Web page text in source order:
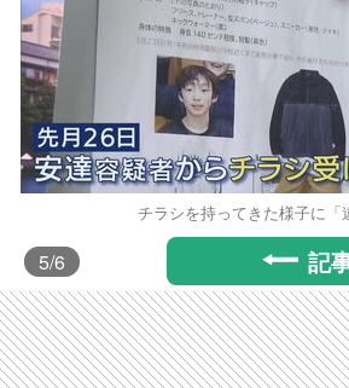
チラシを持ってきた様子に「
5/6 記